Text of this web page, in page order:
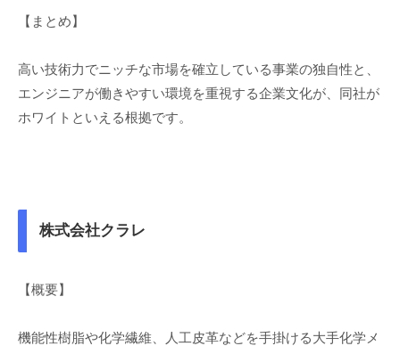
【まとめ】
高い技術力でニッチな市場を確立している事業の独自性と、
エンジニアが働きやすい環境を重視する企業文化が、同社が
ホワイトといえる根拠です。
株式会社クラレ
【概要】
機能性樹脂や化学繊維、人工皮革などを手掛ける大手化学メ